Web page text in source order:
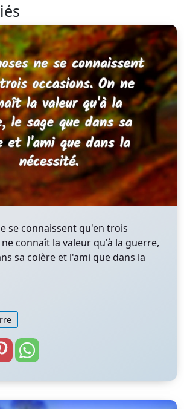
se connaissent qu'en trois
connaît la valeur qu'à la guerre,
sa colère et l'ami que dans la